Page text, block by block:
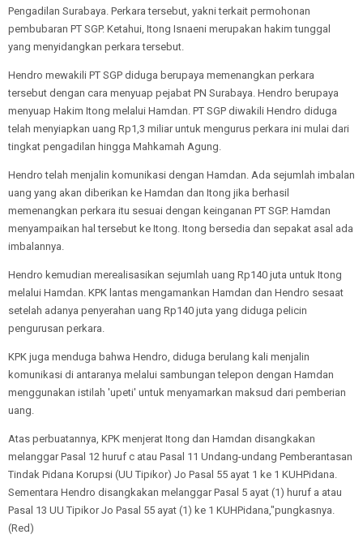
Pengadilan Surabaya. Perkara tersebut, yakni terkait permohonan
pembubaran PT SGP. Ketahui, Itong Isnaeni merupakan hakim tunggal
yang menyidangkan perkara tersebut.
Hendro mewakili PT SGP diduga berupaya memenangkan perkara
tersebut dengan cara menyuap pejabat PN Surabaya. Hendro berupaya
menyuap Hakim Itong melalui Hamdan. PT SGP diwakili Hendro diduga
telah menyiapkan uang Rp1,3 miliar untuk mengurus perkara ini mulai dari
tingkat pengadilan hingga Mahkamah Agung.
Hendro telah menjalin komunikasi dengan Hamdan. Ada sejumlah imbalan
uang yang akan diberikan ke Hamdan dan Itong jika berhasil
memenangkan perkara itu sesuai dengan keinganan PT SGP. Hamdan
menyampaikan hal tersebut ke Itong. Itong bersedia dan sepakat asal ada
imbalannya.
Hendro kemudian merealisasikan sejumlah uang Rp140 juta untuk Itong
melalui Hamdan. KPK lantas mengamankan Hamdan dan Hendro sesaat
setelah adanya penyerahan uang Rp140 juta yang diduga pelicin
pengurusan perkara.
KPK juga menduga bahwa Hendro, diduga berulang kali menjalin
komunikasi di antaranya melalui sambungan telepon dengan Hamdan
menggunakan istilah 'upeti' untuk menyamarkan maksud dari pemberian
uang.
Atas perbuatannya, KPK menjerat Itong dan Hamdan disangkakan
melanggar Pasal 12 huruf c atau Pasal 11 Undang-undang Pemberantasan
Tindak Pidana Korupsi (UU Tipikor) Jo Pasal 55 ayat 1 ke 1 KUHPidana.
Sementara Hendro disangkakan melanggar Pasal 5 ayat (1) huruf a atau
Pasal 13 UU Tipikor Jo Pasal 55 ayat (1) ke 1 KUHPidana,"pungkasnya.
(Red)